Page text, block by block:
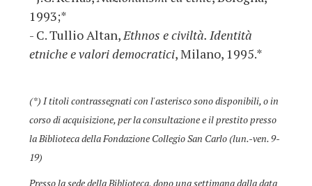
1993;*
- C. Tullio Altan,Ethnos e civiltà. Identità
etniche e valori democratici, Milano, 1995.*
(*) I titoli contrassegnati con l'asterisco sono disponibili, o in
corso di acquisizione, per la consultazione e il prestito presso
la Biblioteca della Fondazione Collegio San Carlo (lun.-ven. 9-
19)
Presso la sede della Biblioteca, dopo una settimana dalla data